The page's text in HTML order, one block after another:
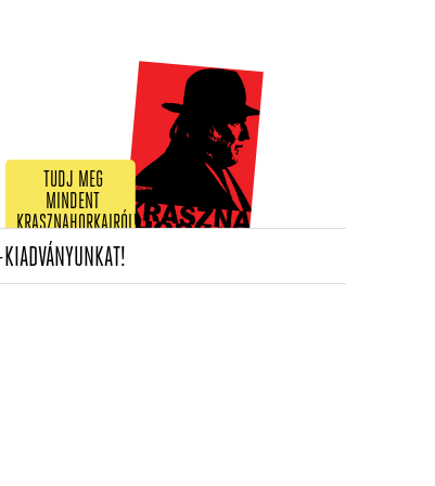
TUDJ MEG
MINDENT
KRASZNAHORKAIRÓL!
(CURRENT)